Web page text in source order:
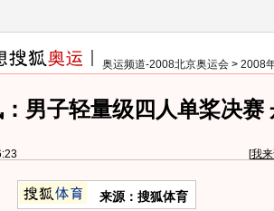
奥运频道-2008北京奥运会 > 2008
男子轻量级四人单桨决赛
[我
来源：搜狐体育